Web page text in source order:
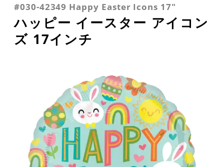
#030-42349 Happy Easter Icons 17"
ハッピー イースター アイコン
ズ 17インチ